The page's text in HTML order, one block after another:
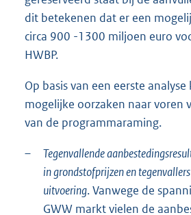
dit betekenen dat er een
circa 900 -1300 miljoen euro
HWBP.
Op basis van een eerste
mogelijke oorzaken naar voren
van de programmaraming.
–
Tegenvallende
in grondstofprijzen en
uitvoering. Vanwege de
GWW markt vielen de